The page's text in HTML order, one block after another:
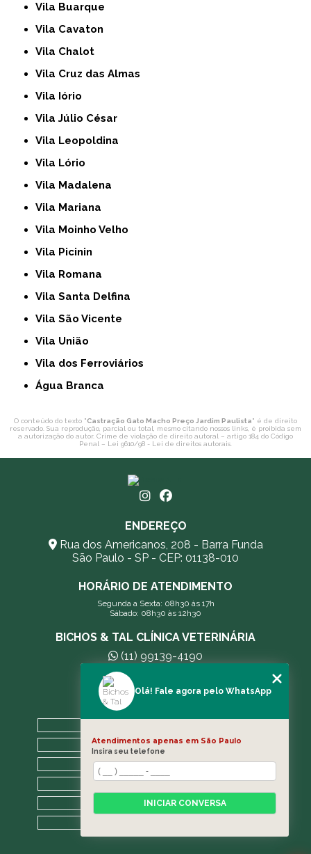
Vila Buarque
Vila Cavaton
Vila Chalot
Vila Cruz das Almas
Vila Iório
Vila Júlio César
Vila Leopoldina
Vila Lório
Vila Madalena
Vila Mariana
Vila Moinho Velho
Vila Picinin
Vila Romana
Vila Santa Delfina
Vila São Vicente
Vila União
Vila dos Ferroviários
Água Branca
O conteúdo do texto "Castração Gato Macho Preço Jardim Paulista" é de direito
reservado. Sua reprodução, parcial ou total, mesmo citando nossos links, é proibida sem
a autorização do autor. Crime de violação de direito autoral – artigo 184 do Código
Penal – Lei 9610/98 - Lei de direitos autorais.
ENDEREÇO
Rua dos Americanos, 208 - Barra Funda
São Paulo - SP - CEP: 01138-010
HORÁRIO DE ATENDIMENTO
Segunda a Sexta: 08h30 às 17h
Sábado: 08h30 às 12h30
BICHOS & TAL CLÍNICA VETERINÁRIA
(11) 99139-4190
andreleecitti5@gmail.com
A CLÍNICA
BLOG
CONTATO
CATEGORIAS
Olá! Fale agora pelo WhatsApp
Atendimentos apenas em São Paulo
Insira seu telefone
INICIAR CONVERSA